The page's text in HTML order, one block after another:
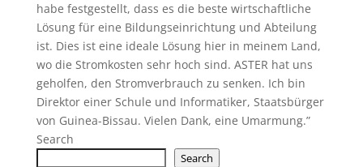
habe festgestellt, dass es die beste wirtschaftliche
Lösung für eine Bildungseinrichtung und Abteilung
ist. Dies ist eine ideale Lösung hier in meinem Land,
wo die Stromkosten sehr hoch sind. ASTER hat uns
geholfen, den Stromverbrauch zu senken. Ich bin
Direktor einer Schule und Informatiker, Staatsbürger
von Guinea-Bissau. Vielen Dank, eine Umarmung.”
Search
Search